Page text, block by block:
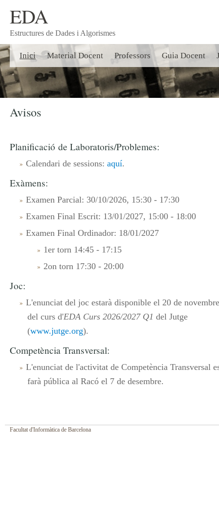
EDA
Estructures de Dades i Algorismes
Inici Material Docent Professors Guia Docent
Avisos
Planificació de Laboratoris/Problemes:
Calendari de sessions: aquí.
Exàmens:
Examen Parcial: 30/10/2026, 15:30 - 17:30
Examen Final Escrit: 13/01/2027, 15:00 - 18:00
Examen Final Ordinador: 18/01/2027
1er torn 14:45 - 17:15
2on torn 17:30 - 20:00
Joc:
L'enunciat del joc estarà disponible el 20 de
del curs d'EDA Curs 2026/2027 Q1 del Jutge
(www.jutge.org).
Competència Transversal:
L'enunciat de l'activitat de Competència Transversal
farà pública al Racó el 7 de desembre.
Facultat d'Informàtica de Barcelona